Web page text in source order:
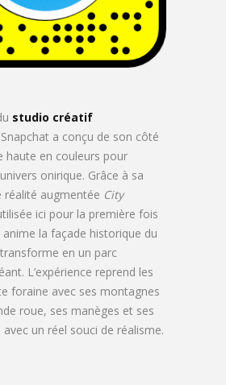
studio créatif
Snapchat a conçu de son côté
haute en couleurs pour
onirique. Grâce à sa
réalité augmentée City
ici pour la première fois
anime la façade historique du
en un parc
L’expérience reprend les
foraine avec ses montagnes
roue, ses manèges et ses
un réel souci de réalisme.